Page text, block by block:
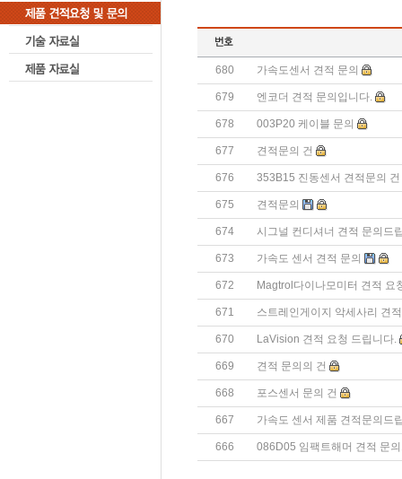
680 가속도센서 견적 문의
679 엔코더 견적 문의입니다.
678 003P20 케이블 문의
677 견적문의 건
676 353B15 진동센서 견적문의 건
675 견적문의
674 시그널 컨디셔너 견적 문의드
673 가속도 센서 견적 문의
672 Magtrol다이나모미터 견적 요
671 스트레인게이지 악세사리 견
670 LaVision 견적 요청 드립니다.
669 견적 문의의 건
668 포스센서 문의 건
667 가속도 센서 제품 견적문의드
666 086D05 임팩트해머 견적 문